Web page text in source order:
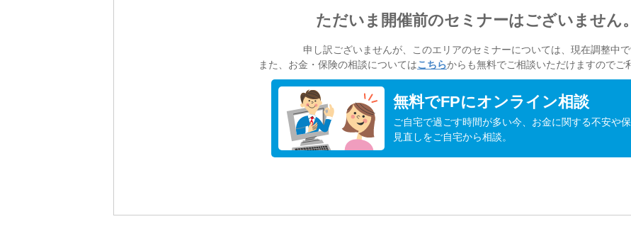
ただいま開催前のセミナーはございません。
申し訳ございませんが、このエリアのセミナーについては、現在調整中で
また、お金・保険の相談についてはこちらからも無料でご相談いただけますのでご
無料でFPにオンライン相談
ご自宅で過ごす時間が多い今、お金に関する不安や
見直しをご自宅から相談。